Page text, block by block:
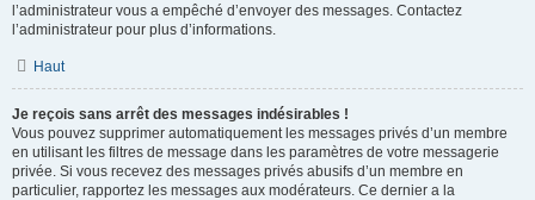
l’administrateur vous a empêché d’envoyer des messages. Contactez
l’administrateur pour plus d’informations.
Haut
Je reçois sans arrêt des messages indésirables !
Vous pouvez supprimer automatiquement les messages privés d’un membre
en utilisant les filtres de message dans les paramètres de votre messagerie
privée. Si vous recevez des messages privés abusifs d’un membre en
particulier, rapportez les messages aux modérateurs. Ce dernier a la